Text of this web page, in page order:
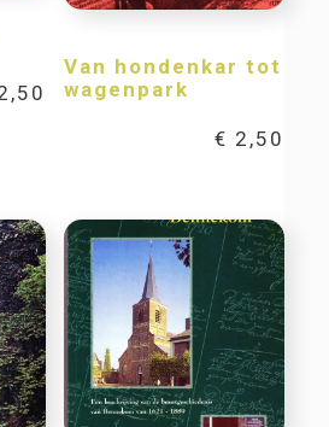
Van hondenkar tot
wagenpark
€ 2,50